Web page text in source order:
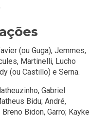
(ou Guga), Jemmes,
Martinelli, Lucho
(ou Castillo) e Serna.
Gabriel
Bidu; André,
Bidon, Garro; Kayke